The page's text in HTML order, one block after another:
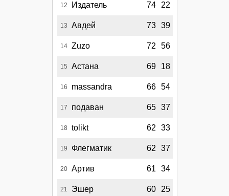
12 Издатель 74 22
13 Авдей 73 39
14 Zuzo 72 56
15 Астана 69 18
16 massandra 66 54
17 подаван 65 37
18 tolikt 62 33
19 Флегматик 62 37
20 Артив 61 34
21 Эшер 60 25